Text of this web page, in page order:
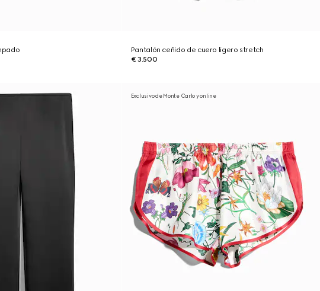
Pantalón ceñido de cuero ligero stretch
€ 3.500
Exclusivo de Monte Carlo y online